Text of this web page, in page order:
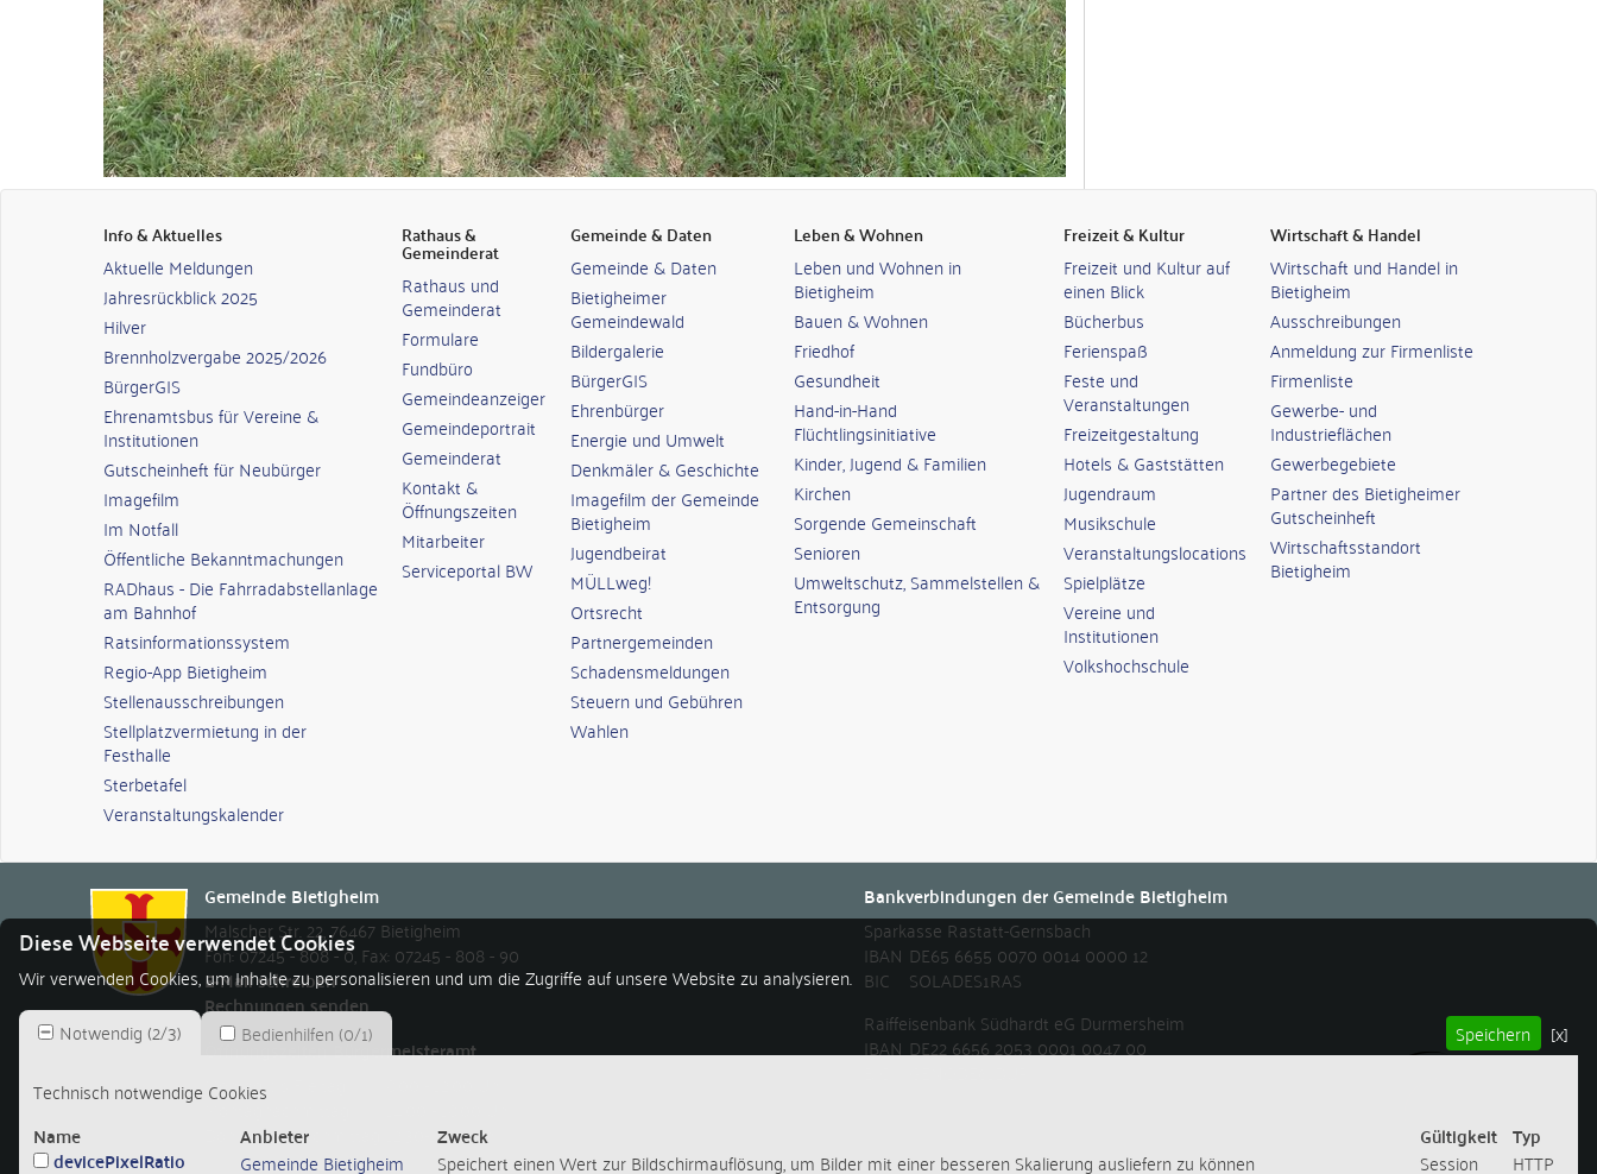
Info & Aktuelles
Aktuelle Meldungen
Jahresrückblick 2025
Hilver
Brennholzvergabe 2025/2026
BürgerGIS
Ehrenamtsbus für Vereine &
Institutionen
Gutscheinheft für Neubürger
Imagefilm
Im Notfall
Öffentliche Bekanntmachungen
RADhaus - Die Fahrradabstellanlage
am Bahnhof
Ratsinformationssystem
Regio-App Bietigheim
Stellenausschreibungen
Stellplatzvermietung in der
Festhalle
Sterbetafel
Veranstaltungskalender
Rathaus &
Gemeinderat
Rathaus und
Gemeinderat
Formulare
Fundbüro
Gemeindeanzeiger
Gemeindeportrait
Gemeinderat
Kontakt &
Öffnungszeiten
Mitarbeiter
Serviceportal BW
Gemeinde & Daten
Gemeinde & Daten
Bietigheimer
Gemeindewald
Bildergalerie
BürgerGIS
Ehrenbürger
Energie und Umwelt
Denkmäler & Geschichte
Imagefilm der Gemeinde
Bietigheim
Jugendbeirat
MÜLLweg!
Ortsrecht
Partnergemeinden
Schadensmeldungen
Steuern und Gebühren
Wahlen
Leben & Wohnen
Leben und Wohnen in
Bietigheim
Bauen & Wohnen
Friedhof
Gesundheit
Hand-in-Hand
Flüchtlingsinitiative
Kinder, Jugend & Familien
Kirchen
Sorgende Gemeinschaft
Senioren
Umweltschutz, Sammelstellen &
Entsorgung
Freizeit & Kultur
Freizeit und Kultur auf
einen Blick
Bücherbus
Ferienspaß
Feste und
Veranstaltungen
Freizeitgestaltung
Hotels & Gaststätten
Jugendraum
Musikschule
Veranstaltungslocations
Spielplätze
Vereine und
Institutionen
Volkshochschule
Wirtschaft & Handel
Wirtschaft und Handel in
Bietigheim
Ausschreibungen
Anmeldung zur Firmenliste
Firmenliste
Gewerbe- und
Industrieflächen
Gewerbegebiete
Partner des Bietigheimer
Gutscheinheft
Wirtschaftsstandort
Bietigheim
Gemeinde Bietigheim
Malscher Str. 22,76467Bietigheim
Fon: 07245 - 808 - 0, Fax: 07245 - 808 - 90
E-Mail schreiben
Rechnungen senden
Öffnungszeiten Bürgermeisteramt
Montag bis Freitag
Montagnachmittag
Donnerstagnachmittag
12.30-14.30 Uhr
Bankverbindungen der Gemeinde Bietigheim
Sparkasse Rastatt-Gernsbach
IBAN DE65 6655 0070 0014 0000 12
BIC
SOLADES1RAS
Raiffeisenbank Südhardt eG Durmersheim
IBAN DE22 6656 2053 0001 0047 00
Diese Webseite verwendet Cookies
Wir verwenden Cookies, um Inhalte zu personalisieren und um die Zugriffe auf unsere Website zu analysieren.
Notwendig(2/3) Bedienhilfen (0/1) Speichern
[x]
Technisch notwendige Cookies
Name Anbieter Zweck Gültigkeit Typ
devicePixelRatio Gemeinde Bietigheim Speichert einen Wert zur Bildschirmauflösung, um Bilder mit einer besseren Skalierung ausliefern zu können Session HTTP